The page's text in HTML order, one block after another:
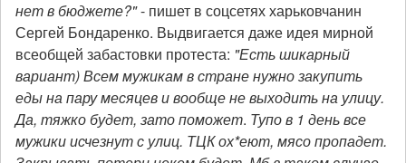
нет в бюджете?"- пишет в соцсетях харьковчанин
Сергей Бондаренко. Выдвигается даже идея мирной
всеобщей забастовки протеста: "Есть шикарный
вариант) Всем мужикам в стране нужно закупить
еды на пару месяцев и вообще не выходить на улицу.
Да, тяжко будет, зато поможет. Тупо в 1 день все
мужики исчезнут с улиц. ТЦК ох*еют, мясо пропадет.